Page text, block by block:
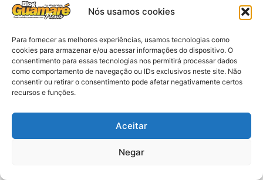
Nós usamos cookies
Para fornecer as melhores experiências, usamos tecnologias como
cookies para armazenar e/ou acessar informações do dispositivo. O
consentimento para essas tecnologias nos permitirá processar dados
como comportamento de navegação ou IDs exclusivos neste site. Não
consentir ou retirar o consentimento pode afetar negativamente certos
recursos e funções.
Aceitar
Negar
Eleições 2026: procuradores e